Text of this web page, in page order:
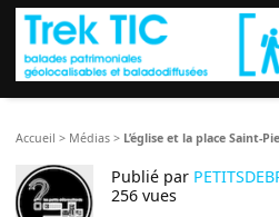
Accueil > Médias > L’église et la place Saint-
Publié par
256 vues